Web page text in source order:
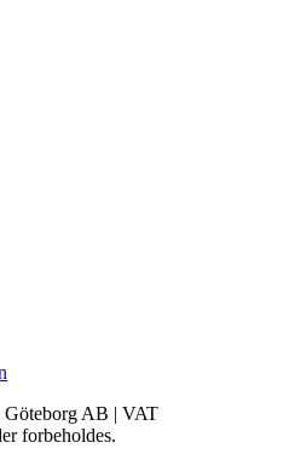
Göteborg AB | VAT
forbeholdes.